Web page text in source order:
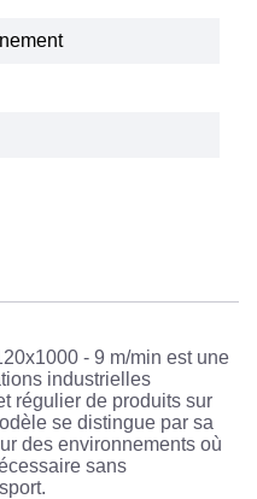
- 9 m/min est une
industrielles
régulier de produits sur
se distingue par sa
des environnements où
sans